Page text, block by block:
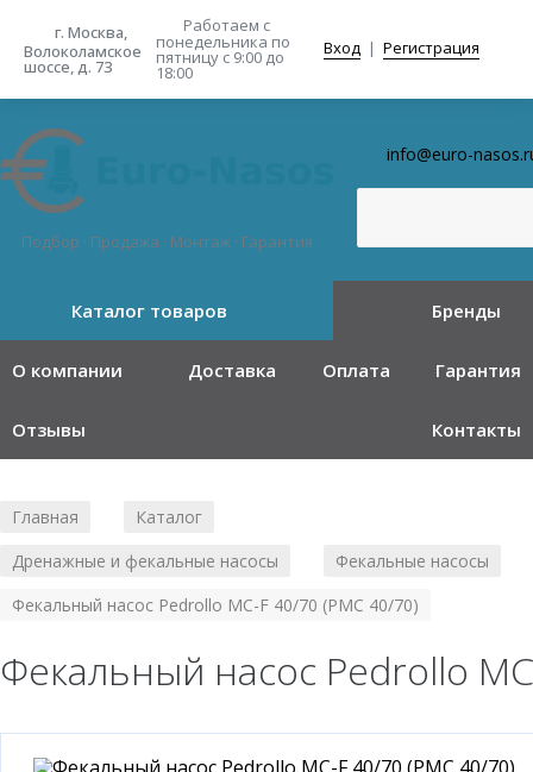
г. Москва,
Волоколамское
шоссе, д. 73
Работаем с
понедельника по
пятницу с 9:00 до
18:00
Вход | Регистрация
Подбор · Продажа · Монтаж · Гарантия
info@euro-
Каталог товаров Бренды
О компании Доставка Оплата Гарантия
Отзывы Контакты
Главная Каталог
Дренажные и фекальные насосы
Фекальные насосы
Фекальный насос Pedrollo MC-F 40/70 (PMC 40/70)
Фекальный насос Pedrollo